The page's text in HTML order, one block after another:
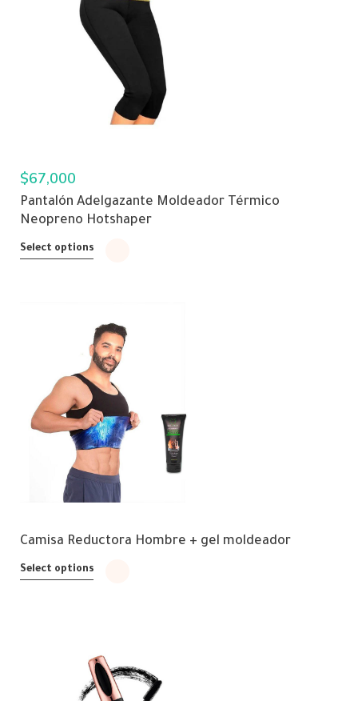
$67,000
Pantalón Adelgazante Moldeador Térmico
Neopreno Hotshaper
Select options
Camisa Reductora Hombre + gel moldeador
Select options